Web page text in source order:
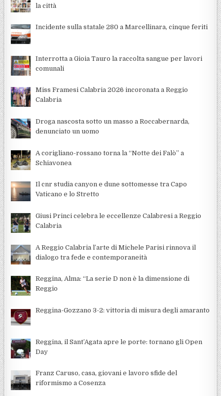
la città
Incidente sulla statale 280 a Marcellinara, cinque feriti
Interrotta a Gioia Tauro la raccolta sangue per lavori
comunali
Miss Framesi Calabria 2026 incoronata a Reggio
Calabria
Droga nascosta sotto un masso a Roccabernarda,
denunciato un uomo
A corigliano-rossano torna la “Notte dei Falò” a
Schiavonea
Il cnr studia canyon e dune sottomesse tra Capo
Vaticano e lo Stretto
Giusi Princi celebra le eccellenze Calabresi a Reggio
Calabria
A Reggio Calabria l’arte di Michele Parisi rinnova il
dialogo tra fede e contemporaneità
Reggina, Alma: “La serie D non è la dimensione di
Reggio
Reggina-Gozzano 3-2: vittoria di misura degli amaranto
Reggina, il Sant’Agata apre le porte: tornano gli Open
Day
Franz Caruso, casa, giovani e lavoro sfide del
riformismo a Cosenza